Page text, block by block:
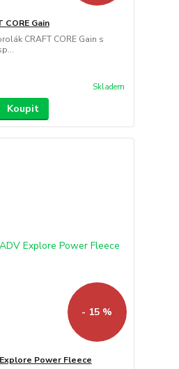
Gain
CRAFT CORE Gain s
Skladem
Koupit
- 15 %
Power Fleece